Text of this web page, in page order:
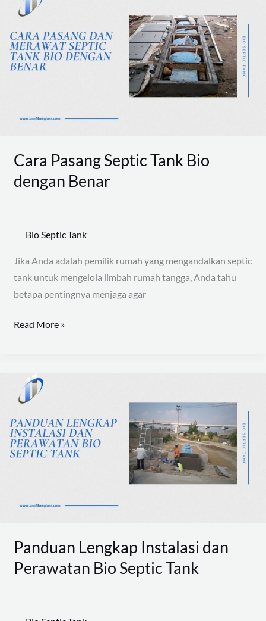
Cara Pasang Septic Tank Bio
dengan Benar
Bio Septic Tank
Jika Anda adalah pemilik rumah yang mengandalkan septic
tank untuk mengelola limbah rumah tangga, Anda tahu
betapa pentingnya menjaga agar
Pasang
Tank
Bio
Read More »
Panduan Lengkap Instalasi dan
Perawatan Bio Septic Tank
Panduan
Lengkap
dan
Perawatan